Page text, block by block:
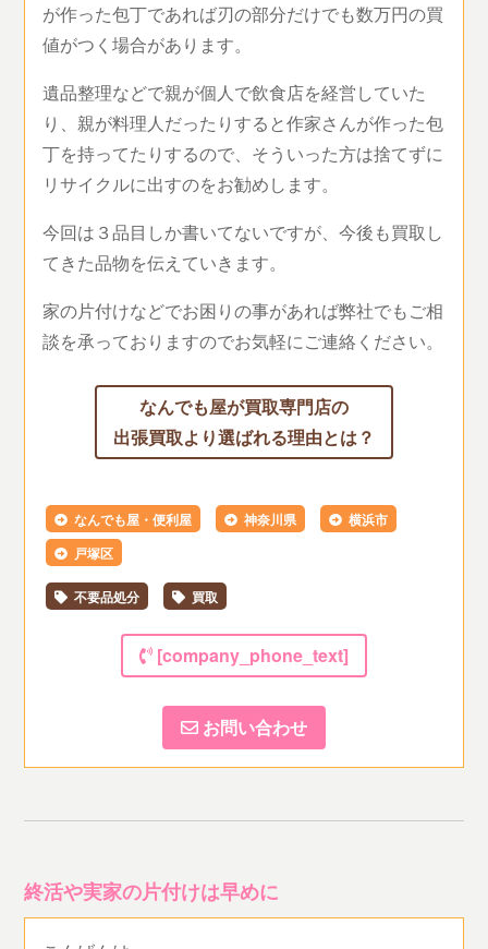
が作った包丁であれば刃の部分だけでも数万円の買
値がつく場合があります。
遺品整理などで親が個人で飲食店を経営していた
り、親が料理人だったりすると作家さんが作った包
丁を持ってたりするので、そういった方は捨てずに
リサイクルに出すのをお勧めします。
今回は３品目しか書いてないですが、今後も買取し
てきた品物を伝えていきます。
家の片付けなどでお困りの事があれば弊社でもご相
談を承っておりますのでお気軽にご連絡ください。
なんでも屋が買取専門店の
出張買取より選ばれる理由とは？
なんでも屋・便利屋 神奈川県
横浜市
戸塚区
不要品処分 買取
[company_phone_text]
お問い合わせ
終活や実家の片付けは早めに